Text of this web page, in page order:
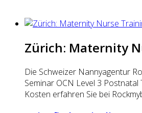
Zürich: Maternity
Die Schweizer Nannyagentur
Seminar OCN Level 3
Kosten erfahren Sie bei